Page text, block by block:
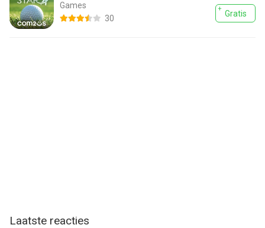
30
Games
Gratis
Laatste reacties